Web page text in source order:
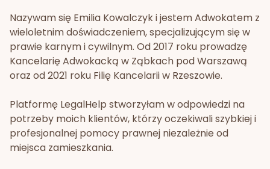
Nazywam się Emilia Kowalczyk i jestem Adwokatem z
wieloletnim doświadczeniem, specjalizującym się w
prawie karnym i cywilnym. Od 2017 roku prowadzę
Kancelarię Adwokacką w Ząbkach pod Warszawą
oraz od 2021 roku Filię Kancelarii w Rzeszowie.
Platformę LegalHelp stworzyłam w odpowiedzi na
potrzeby moich klientów, którzy oczekiwali szybkiej i
profesjonalnej pomocy prawnej niezależnie od
miejsca zamieszkania.